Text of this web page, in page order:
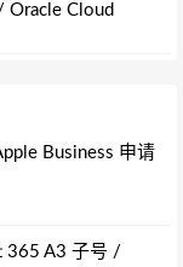
Oracle Cloud
Business 申请
365 A3 子号 /